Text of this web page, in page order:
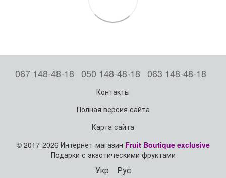
067 148-48-18 050 148-48-18 063 148-48-18
Контакты
Полная версия сайта
Карта сайта
© 2017-2026 Интернет-магазин Fruit Boutique exclusive
Подарки с экзотическими фруктами
Укр Рус